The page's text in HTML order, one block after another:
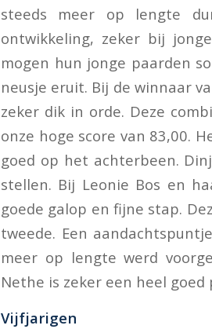
steeds meer op lengte
ontwikkeling, zeker bij
mogen hun jonge paarden
neusje eruit. Bij de winnaar
zeker dik in orde. Deze
onze hoge score van 83,00.
goed op het achterbeen.
stellen. Bij Leonie Bos en
goede galop en fijne stap.
tweede. Een
meer op lengte werd
Nethe is zeker een heel
Vijfjarigen